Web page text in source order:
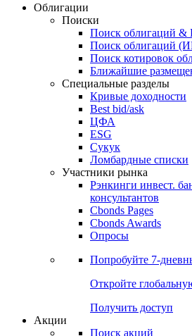
Облигации
Поиски
Поиск облигаций &
Поиск облигаций
Поиск котировок
Ближайшие
Специальные разделы
Кривые доходности
Best bid/ask
ЦФА
ESG
Сукук
Ломбардные списки
Участники рынка
Рэнкинги инвест.
консультантов
Cbonds Pages
Cbonds Awards
Опросы
Попробуйте 7-
Откройте
Получить доступ
Акции
Поиск акций